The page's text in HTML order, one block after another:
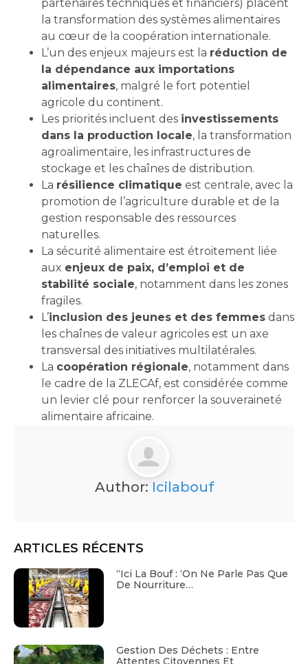
partenaires techniques et financiers) placent
la transformation des systèmes alimentaires
au cœur de la coopération internationale.
L’un des enjeux majeurs est la réduction de
la dépendance aux importations
alimentaires, malgré le fort potentiel
agricole du continent.
Les priorités incluent des investissements
dans la production locale, la transformation
agroalimentaire, les infrastructures de
stockage et les chaînes de distribution.
La résilience climatique est centrale, avec la
promotion de l’agriculture durable et de la
gestion responsable des ressources
naturelles.
La sécurité alimentaire est étroitement liée
aux enjeux de paix, d’emploi et de
stabilité sociale, notamment dans les zones
fragiles.
L’inclusion des jeunes et des femmes dans
les chaînes de valeur agricoles est un axe
transversal des initiatives multilatérales.
La coopération régionale, notamment dans
le cadre de la ZLECAf, est considérée comme
un levier clé pour renforcer la souveraineté
alimentaire africaine.
Author: Icilabouf
ARTICLES RÉCENTS
“Ici La Bouf : ‘On Ne Parle Pas Que
De Nourriture…
Gestion Des Déchets : Entre
Attentes Citoyennes Et